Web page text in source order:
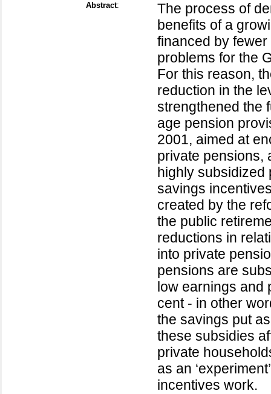
Abstract:
The process of
benefits of a
financed by
problems for the
For this reason,
reduction in the
strengthened the
age pension
2001, aimed at
private pensions,
highly subsidized
savings
created by the
the public
reductions in
into private
pensions are
low earnings and
cent - in other
the savings put
these subsidies
private
as an
incentives work.